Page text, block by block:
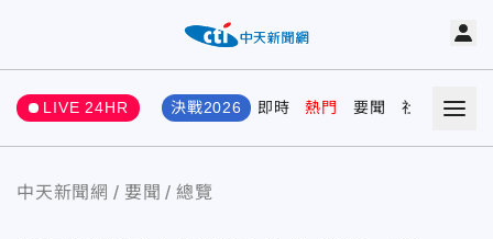
LIVE 24HR 決戰2026 即時 熱門 要聞 社會 娛樂
中天新聞網 要聞 總覽